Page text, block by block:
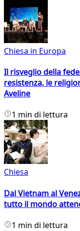
Chiesa in Europa
Il risveglio della
resistenza, le
Aveline
1 min di lettura
Chiesa
Dal Vietnam al
tutto il mondo
1 min di lettura